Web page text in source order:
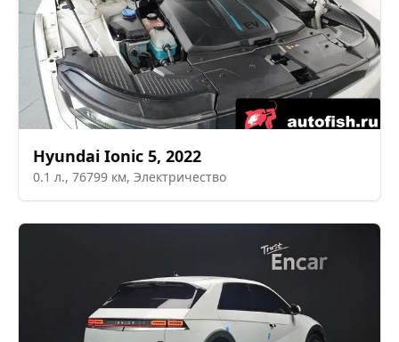
Hyundai Ionic 5, 2022
0.1 л., 76799 км, Электричество